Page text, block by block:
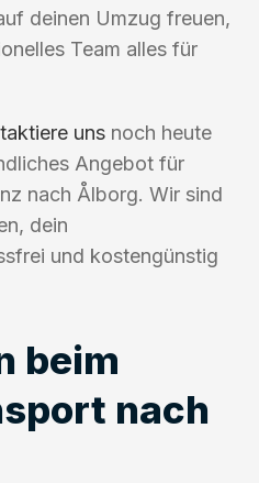
deinen Umzug freuen,
Team alles für
uns noch heute
Angebot für
nach Ålborg. Wir sind
dein
und kostengünstig
beim
nach